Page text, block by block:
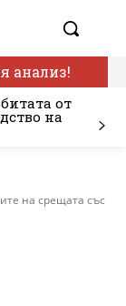
анализ!
от
на
на срещата със